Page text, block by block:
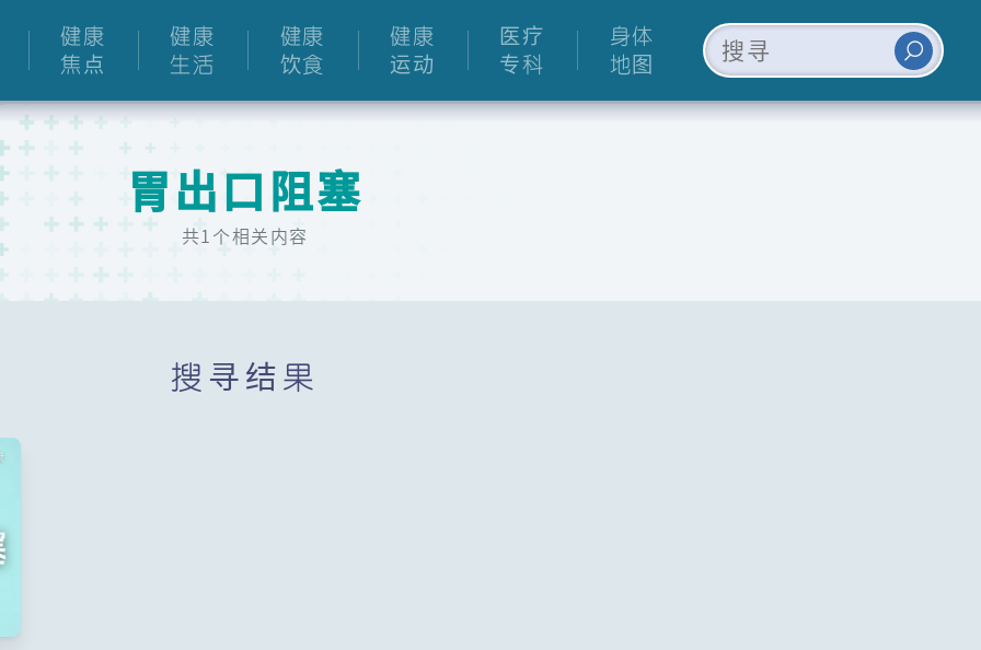
健康
焦点
健康
生活
健康
饮食
健康
运动
医疗
专科
身体
地图
胃出口阻塞
共1个相关内容
搜寻结果